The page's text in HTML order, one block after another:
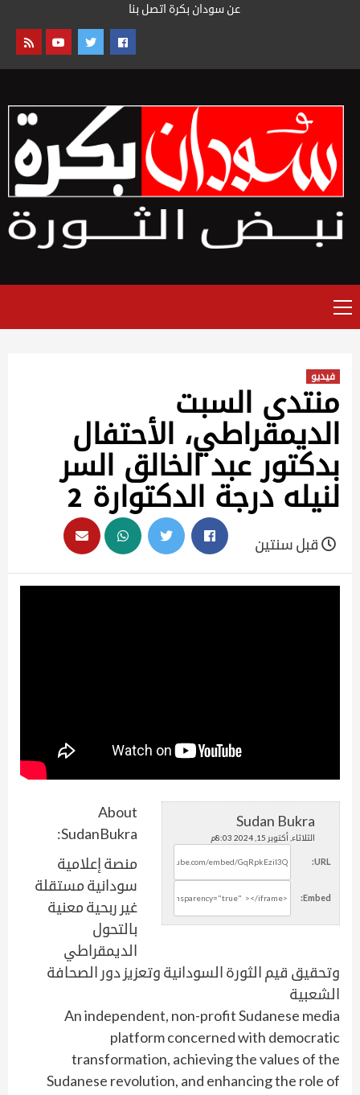
عن سودان بكرة اتصل بنا
القائمة
فيديو
منتدى السبت
الديمقراطي، الأحتفال
بدكتور عبد الخالق السر
لنيله درجة الدكتوارة 2
قبل سنتين
Sudan Bukra
الثلاثاء, أكتوبر 15, 2024 8:03م
URL:
Embed:
About
SudanBukra:
منصة إعلامية
سودانية مستقلة
غير ربحية معنية
بالتحول
الديمقراطي
وتحقيق قيم الثورة السودانية وتعزيز دور الصحافة
الشعبية
An independent, non-profit Sudanese media
platform concerned with democratic
transformation, achieving the values of the
Sudanese revolution, and enhancing the role of